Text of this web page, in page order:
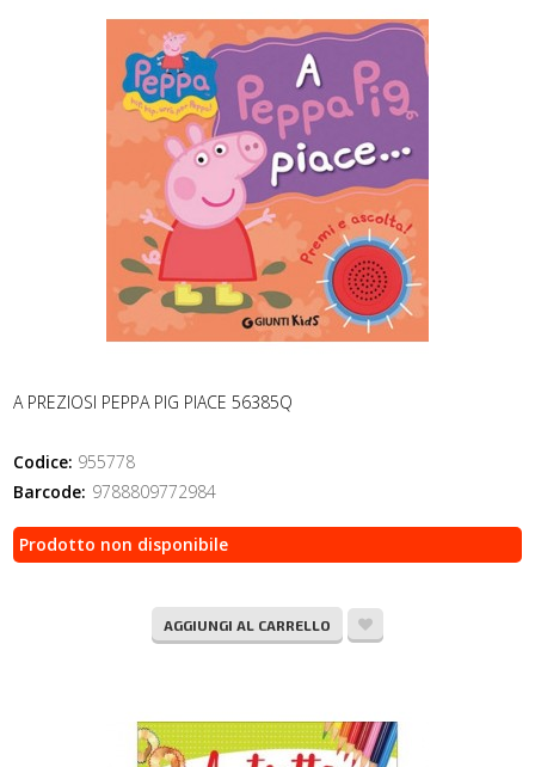
A PREZIOSI PEPPA PIG PIACE 56385Q
Codice: 955778
Barcode: 9788809772984
Prodotto non disponibile
AGGIUNGI AL CARRELLO